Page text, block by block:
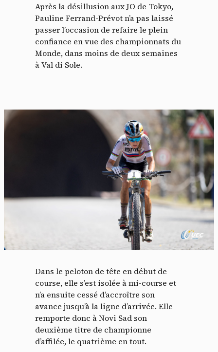
Après la désillusion aux JO de Tokyo,
Pauline Ferrand-Prévot n’a pas laissé
passer l’occasion de refaire le plein
confiance en vue des championnats du
Monde, dans moins de deux semaines
à Val di Sole.
Dans le peloton de tête en début de
course, elle s’est isolée à mi-course et
n’a ensuite cessé d’accroître son
avance jusqu’à la ligne d’arrivée. Elle
remporte donc à Novi Sad son
deuxième titre de championne
d’affilée, le quatrième en tout.